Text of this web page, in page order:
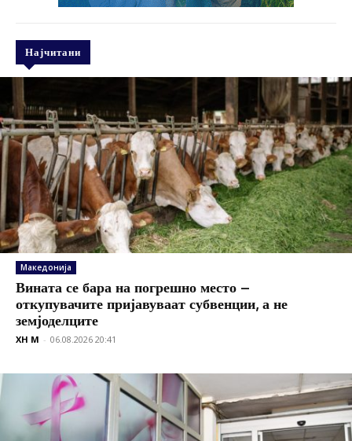
Најчитани
Македонија
Вината се бара на погрешно место –
откупувачите пријавуваат субвенции, а не
земјоделците
XH M - 06.08.2026 20:41